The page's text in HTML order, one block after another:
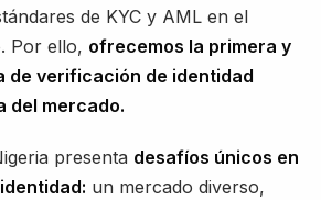
de KYC y AML en el
Por ello, ofrecemos la primera y
de verificación de identidad
del mercado.
presenta desafíos únicos en
un mercado diverso,